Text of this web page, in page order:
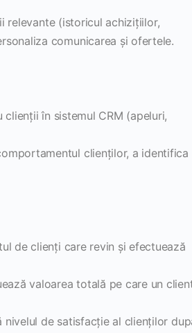
relevante (istoricul achizițiilor,
comunicarea și ofertele.
în sistemul CRM (apeluri,
clienților, a identifica
de clienți care revin și efectuează
valoarea totală pe care un
nivelul de satisfacție al clienților